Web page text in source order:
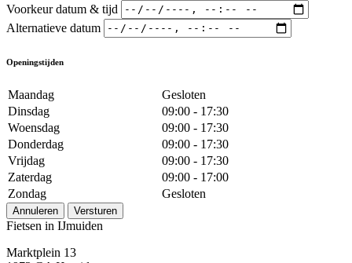
Voorkeur datum & tijd
Alternatieve datum
Openingstijden
Maandag
Gesloten
Dinsdag
09:00 - 17:30
Woensdag
09:00 - 17:30
Donderdag
09:00 - 17:30
Vrijdag
09:00 - 17:30
Zaterdag
09:00 - 17:00
Zondag
Gesloten
Annuleren Versturen
Fietsen in IJmuiden
Marktplein 13